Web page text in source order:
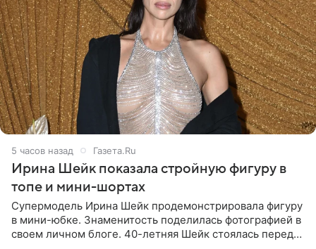
5 часов назад Газета.Ru
Ирина Шейк показала стройную фигуру в
топе и мини-шортах
Супермодель Ирина Шейк продемонстрировала фигуру
в мини-юбке. Знаменитость поделилась фотографией в
своем личном блоге. 40-летняя Шейк стоялась перед